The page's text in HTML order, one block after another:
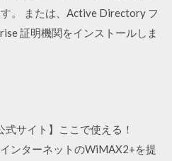
。 または、Active Directory フ
証明機関をインストールしま
サイト】ここで使える！
ンターネットのWiMAX2+を提